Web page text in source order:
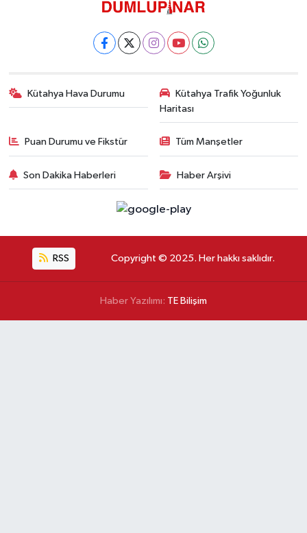
Kütahya Hava Durumu
Kütahya Trafik Yoğunluk
Haritası
Puan Durumu ve Fikstür Tüm Manşetler
Son Dakika Haberleri Haber Arşivi
RSS Copyright © 2025. Her hakkı saklıdır.
Haber Yazılımı: TE Bilişim